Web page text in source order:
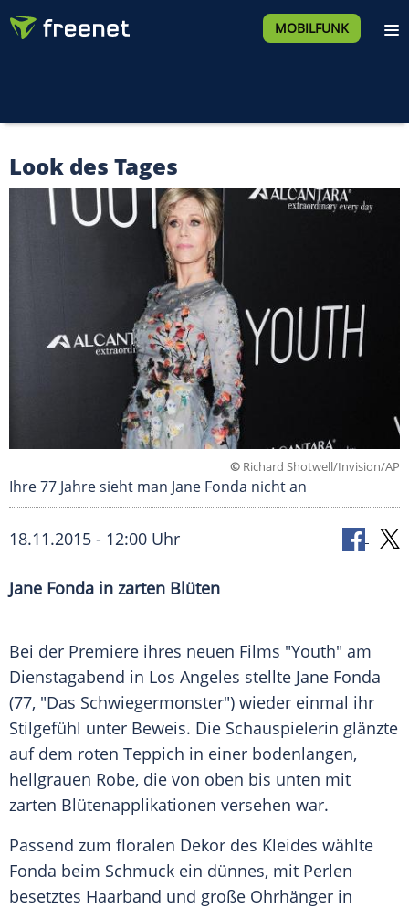
MOBILFUNK
Look des Tages
© Richard Shotwell/Invision/AP
Ihre 77 Jahre sieht man Jane Fonda nicht an
18.11.2015 - 12:00 Uhr
Jane Fonda in zarten Blüten
Bei der Premiere ihres neuen Films "Youth" am
Dienstagabend in Los Angeles stellte Jane Fonda
(77, "Das Schwiegermonster") wieder einmal ihr
Stilgefühl unter Beweis. Die Schauspielerin glänzte
auf dem roten Teppich in einer bodenlangen,
hellgrauen Robe, die von oben bis unten mit
zarten Blütenapplikationen versehen war.
Passend zum floralen Dekor des Kleides wählte
Fonda beim Schmuck ein dünnes, mit Perlen
besetztes Haarband und große Ohrhänger in